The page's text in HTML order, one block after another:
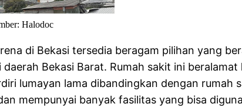
Halodoc
di Bekasi tersedia beragam pilihan yang
Bekasi Barat. Rumah sakit ini
lumayan lama dibandingkan dengan rumah
mempunyai banyak fasilitas yang bisa